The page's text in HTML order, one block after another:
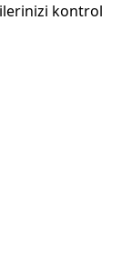
kontrol